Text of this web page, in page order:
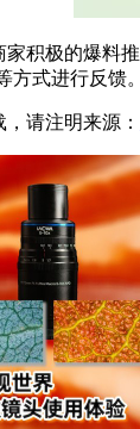
积极的爆料
方式进行反馈。
请注明来源：